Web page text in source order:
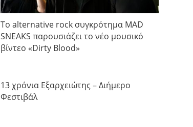
Το alternative rock συγκρότημα MAD
SNEAKS παρουσιάζει το νέο μουσικό
βίντεο «Dirty Blood»
13 χρόνια Εξαρχειώτης – Διήμερο
Φεστιβάλ